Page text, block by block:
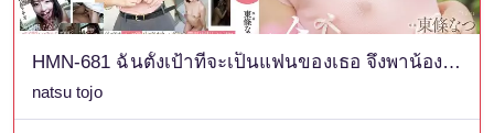
HMN-681 ฉันตั้งเป้าที่จะเป็นแฟนของเธอ จึงพาน้องคนเล็กที่น่ารักและกล้าหาญของฉันไปออกเดทกลางแจ้งโดยไม่ใส่เสื้อชั้นใน
natsu tojo